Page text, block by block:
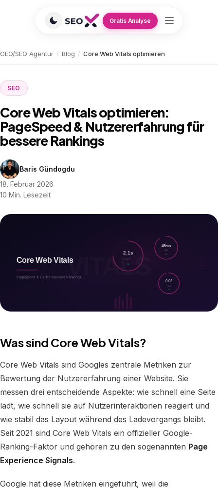
Gratis Analyse
GEO/SEO Agentur / Blog / Core Web Vitals optimieren
SEO
Core Web Vitals optimieren:
PageSpeed & Nutzererfahrung für
bessere Rankings
Baris Gündogdu
18. Februar 2026
10 Min. Lesezeit
Was sind Core Web Vitals?
Core Web Vitals sind Googles zentrale Metriken zur
Bewertung der Nutzererfahrung einer Website. Sie
messen drei entscheidende Aspekte: wie schnell eine Seite
lädt, wie schnell sie auf Nutzerinteraktionen reagiert und
wie stabil das Layout während des Ladevorgangs bleibt.
Seit 2021 sind Core Web Vitals ein offizieller Google-
Ranking-Faktor und gehören zu den sogenannten Page
Experience Signals.
Google hat diese Metriken eingeführt, weil die